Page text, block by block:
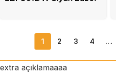
1 2 3 4 …
extra açıklamaaaa